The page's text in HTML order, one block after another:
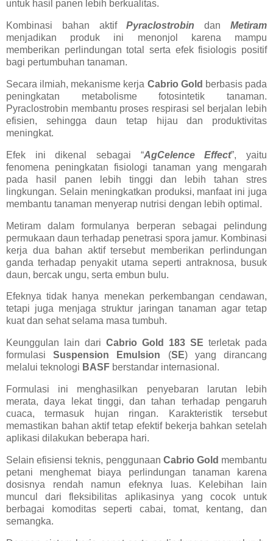
untuk hasil panen lebih berkualitas.
Kombinasi bahan aktifPyraclostrobin danMetiram
menjadikan produk ini menonjol karena mampu
memberikan perlindungan total serta efek fisiologis positif
bagi pertumbuhan tanaman.
Secara ilmiah, mekanisme kerja Cabrio Gold berbasis pada
peningkatan metabolisme fotosintetik tanaman.
Pyraclostrobin membantu proses respirasi sel berjalan lebih
efisien, sehingga daun tetap hijau dan produktivitas
meningkat.
Efek ini dikenal sebagai “AgCelence Effect”, yaitu
fenomena peningkatan fisiologi tanaman yang mengarah
pada hasil panen lebih tinggi dan lebih tahan stres
lingkungan. Selain meningkatkan produksi, manfaat ini juga
membantu tanaman menyerap nutrisi dengan lebih optimal.
Metiram dalam formulanya berperan sebagai pelindung
permukaan daun terhadap penetrasi spora jamur. Kombinasi
kerja dua bahan aktif tersebut memberikan perlindungan
ganda terhadap penyakit utama seperti antraknosa, busuk
daun, bercak ungu, serta embun bulu.
Efeknya tidak hanya menekan perkembangan cendawan,
tetapi juga menjaga struktur jaringan tanaman agar tetap
kuat dan sehat selama masa tumbuh.
Keunggulan lain dari Cabrio Gold 183 SE terletak pada
formulasiSuspension Emulsion (SE) yang dirancang
melalui teknologi BASF berstandar internasional.
Formulasi ini menghasilkan penyebaran larutan lebih
merata, daya lekat tinggi, dan tahan terhadap pengaruh
cuaca, termasuk hujan ringan. Karakteristik tersebut
memastikan bahan aktif tetap efektif bekerja bahkan setelah
aplikasi dilakukan beberapa hari.
Selain efisiensi teknis, penggunaan Cabrio Gold membantu
petani menghemat biaya perlindungan tanaman karena
dosisnya rendah namun efeknya luas. Kelebihan lain
muncul dari fleksibilitas aplikasinya yang cocok untuk
berbagai komoditas seperti cabai, tomat, kentang, dan
semangka.